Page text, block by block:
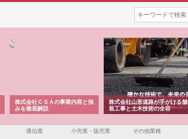
株式会社ＣＳＡの事業内容と強
みを徹底解説
株式会社山形道路が手がける舗
装工事と土木技術の全容
通信業 小売業・販売業 その他業種